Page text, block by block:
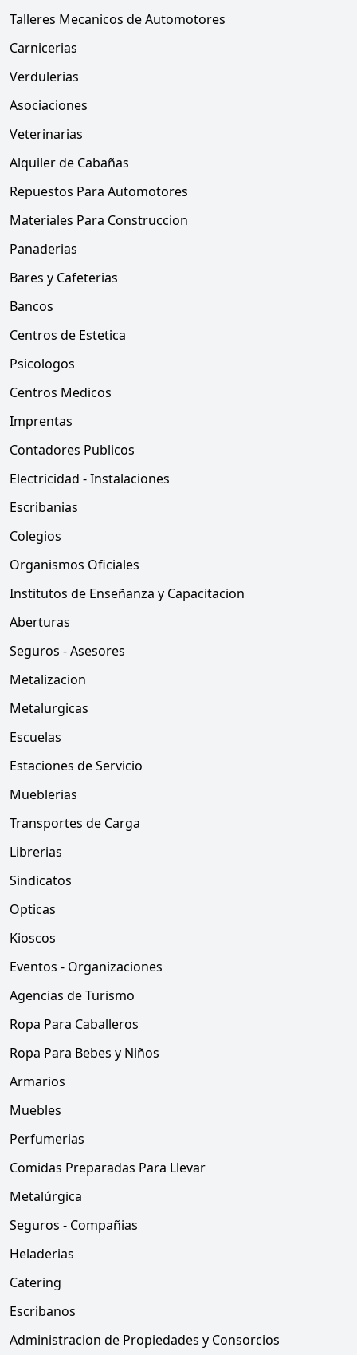
Talleres Mecanicos de Automotores
Carnicerias
Verdulerias
Asociaciones
Veterinarias
Alquiler de Cabañas
Repuestos Para Automotores
Materiales Para Construccion
Panaderias
Bares y Cafeterias
Bancos
Centros de Estetica
Psicologos
Centros Medicos
Imprentas
Contadores Publicos
Electricidad - Instalaciones
Escribanias
Colegios
Organismos Oficiales
Institutos de Enseñanza y Capacitacion
Aberturas
Seguros - Asesores
Metalizacion
Metalurgicas
Escuelas
Estaciones de Servicio
Mueblerias
Transportes de Carga
Librerias
Sindicatos
Opticas
Kioscos
Eventos - Organizaciones
Agencias de Turismo
Ropa Para Caballeros
Ropa Para Bebes y Niños
Armarios
Muebles
Perfumerias
Comidas Preparadas Para Llevar
Metalúrgica
Seguros - Compañias
Heladerias
Catering
Escribanos
Administracion de Propiedades y Consorcios